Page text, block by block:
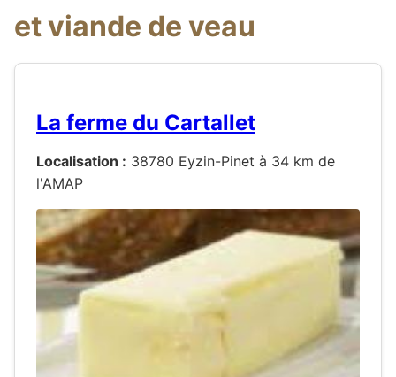
et viande de veau
La ferme du Cartallet
Localisation : 38780 Eyzin-Pinet à 34 km de
l'AMAP